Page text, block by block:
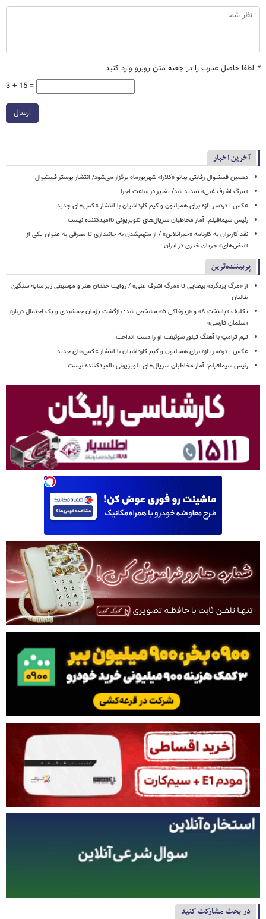
* لطفا حاصل عبارت را در جعبه متن روبرو وارد کنید
3 + 15 =
ارسال
آخرین اخبار
دهمین فستیوال رقابتی پیانو «کلارا» شهریورماه برگزار می‌شود/ انتشار پوستر فستیوال
​​​​​​​«مرگ اشرف غنی» تمدید شد/ تغییر در ساعت اجرا
عکس | دردسر تازه برای همیلتون و کیم کارداشیان با انتشار عکس‌های جدید
رئیس سیمافیلم: آمار مخاطبان سریال‌های تلویزیونی ناامیدکننده نیست
نقد کاربران به کارنامه «خبرآنلاین» / از متهم‌شدن به جانبداری تا معرفی به عنوان یکی از
«نبض‌های» جریان خبری در ایران
پربیننده‌ترین
از «مرگ یزدگرد» بیضایی تا «مرگ اشرف غنی» / روایت خفقان هنر و موسیقی زیر سایه سنگین
طالبان
تکلیف «پایتخت ۸» و «زیرخاکی ۵» مشخص شد؛ بازگشت پژمان جمشیدی و یک احتمال درباره
«سلمان فارسی»
تیم ترامپ با آهنگ تیلور سوئیفت او را دست انداخت
عکس | دردسر تازه برای همیلتون و کیم کارداشیان با انتشار عکس‌های جدید
رئیس سیمافیلم: آمار مخاطبان سریال‌های تلویزیونی ناامیدکننده نیست
در بحث مشارکت کنید